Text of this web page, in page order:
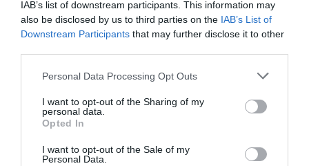
IAB’s list of downstream participants. This information may
also be disclosed by us to third parties on the IAB’s List of
Downstream Participants that may further disclose it to other
Please note that this website/app uses one or more Google
not limited to your visit or usage behaviour. You may click to
grant or deny consent to Google and its third-party tags to
use your data for below specified purposes in below Google
consent section.
Personal Data Processing Opt Outs
I want to opt-out of the Sharing of my
personal data.
Opted In
I want to opt-out of the Sale of my
Personal Data.